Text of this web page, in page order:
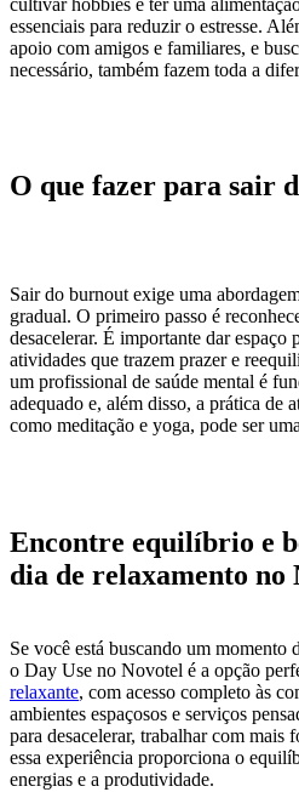
essenciais para reduzir o estresse.
apoio com amigos e familiares, e
necessário, também fazem toda a
O que fazer para sair
Sair do burnout exige uma
gradual. O primeiro passo é
desacelerar. É importante dar espaço
atividades que trazem prazer e
um profissional de saúde mental é
adequado e, além disso, a prática de
como meditação e yoga, pode ser
Encontre equilíbrio e
dia de relaxamento no
Se você está buscando um momento
o Day Use no Novotel é a opção
relaxante, com acesso completo às
ambientes espaçosos e serviços
para desacelerar, trabalhar com mais
essa experiência proporciona o
energias e a produtividade.